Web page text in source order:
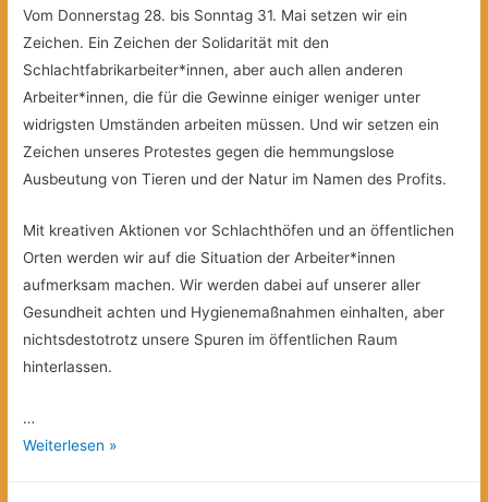
Vom Donnerstag 28. bis Sonntag 31. Mai setzen wir ein
Zeichen. Ein Zeichen der Solidarität mit den
Schlachtfabrikarbeiter*innen, aber auch allen anderen
Arbeiter*innen, die für die Gewinne einiger weniger unter
widrigsten Umständen arbeiten müssen. Und wir setzen ein
Zeichen unseres Protestes gegen die hemmungslose
Ausbeutung von Tieren und der Natur im Namen des Profits.
Mit kreativen Aktionen vor Schlachthöfen und an öffentlichen
Orten werden wir auf die Situation der Arbeiter*innen
aufmerksam machen. Wir werden dabei auf unserer aller
Gesundheit achten und Hygienemaßnahmen einhalten, aber
nichtsdestotrotz unsere Spuren im öffentlichen Raum
hinterlassen.
…
Lebensmittel
Weiterlesen »